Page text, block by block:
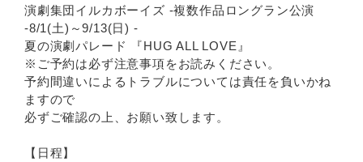
演劇集団イルカボーイズ -複数作品ロングラン公演
-8/1(土)～9/13(日) -
夏の演劇パレード 『HUG ALL LOVE』
※ご予約は必ず注意事項をお読みください。
予約間違いによるトラブルについては責任を負いかね
ますので
必ずご確認の上、お願い致します。
【日程】